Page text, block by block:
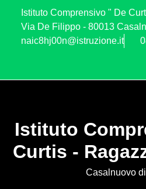
Istituto Comprensivo " De
Via De Filippo - 80013
naic8hj00n@istruzione.it
Istituto
Curtis -
Casalnuovo